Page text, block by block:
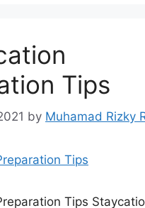
Tips
by Muhamad Rizky
Tips